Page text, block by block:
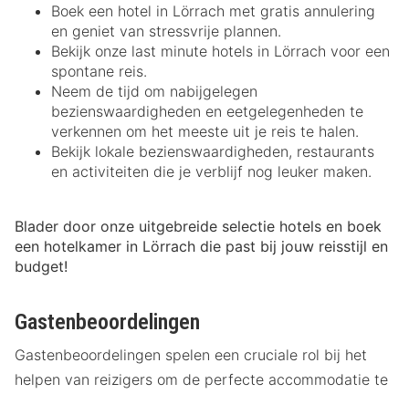
Boek een hotel in Lörrach met gratis annulering
en geniet van stressvrije plannen.
Bekijk onze last minute hotels in Lörrach voor een
spontane reis.
Neem de tijd om nabijgelegen
bezienswaardigheden en eetgelegenheden te
verkennen om het meeste uit je reis te halen.
Bekijk lokale bezienswaardigheden, restaurants
en activiteiten die je verblijf nog leuker maken.
Blader door onze uitgebreide selectie hotels en boek
een hotelkamer in Lörrach die past bij jouw reisstijl en
budget!
Gastenbeoordelingen
Gastenbeoordelingen spelen een cruciale rol bij het
helpen van reizigers om de perfecte accommodatie te